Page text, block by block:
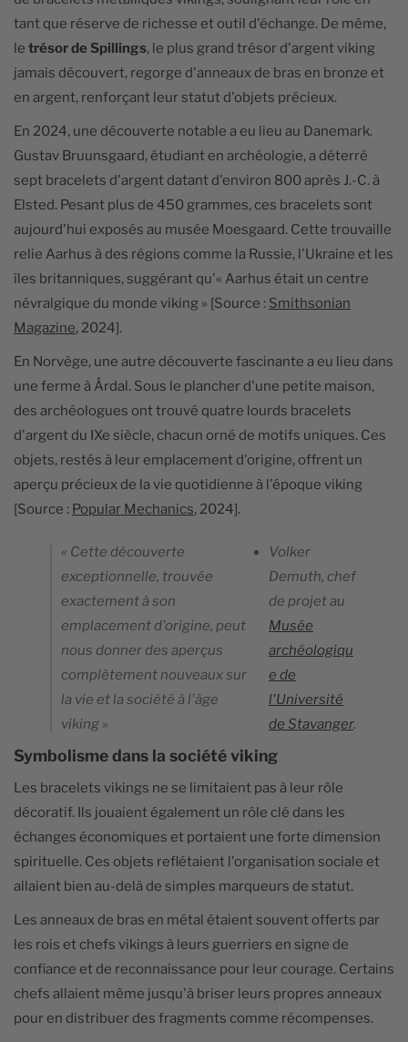
tant que réserve de richesse et outil d'échange. De même,
le trésor de Spillings, le plus grand trésor d'argent viking
jamais découvert, regorge d'anneaux de bras en bronze et
en argent, renforçant leur statut d'objets précieux.
En 2024, une découverte notable a eu lieu au Danemark.
Gustav Bruunsgaard, étudiant en archéologie, a déterré
sept bracelets d'argent datant d'environ 800 après J.-C. à
Elsted. Pesant plus de 450 grammes, ces bracelets sont
aujourd'hui exposés au musée Moesgaard. Cette trouvaille
relie Aarhus à des régions comme la Russie, l'Ukraine et les
îles britanniques, suggérant qu'« Aarhus était un centre
névralgique du monde viking » [Source : Smithsonian
Magazine, 2024].
En Norvège, une autre découverte fascinante a eu lieu dans
une ferme à Årdal. Sous le plancher d'une petite maison,
des archéologues ont trouvé quatre lourds bracelets
d'argent du IXe siècle, chacun orné de motifs uniques. Ces
objets, restés à leur emplacement d'origine, offrent un
aperçu précieux de la vie quotidienne à l'époque viking
[Source : Popular Mechanics, 2024].
« Cette découverte
exceptionnelle, trouvée
exactement à son
emplacement d'origine, peut
nous donner des aperçus
complètement nouveaux sur
la vie et la société à l'âge
viking »
Volker
Demuth, chef
de projet au
Musée
archéologiqu
e de
l'Université
de Stavanger.
Symbolisme dans la société viking
Les bracelets vikings ne se limitaient pas à leur rôle
décoratif. Ils jouaient également un rôle clé dans les
échanges économiques et portaient une forte dimension
spirituelle. Ces objets reflétaient l'organisation sociale et
allaient bien au-delà de simples marqueurs de statut.
Les anneaux de bras en métal étaient souvent offerts par
les rois et chefs vikings à leurs guerriers en signe de
confiance et de reconnaissance pour leur courage. Certains
chefs allaient même jusqu'à briser leurs propres anneaux
pour en distribuer des fragments comme récompenses.